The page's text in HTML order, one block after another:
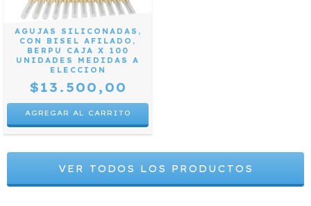
AGUJAS SILICONADAS,
CON BISEL AFILADO,
BERPU CAJA X 100
UNIDADES MEDIDAS A
ELECCION
$13.500,00
AGREGAR AL CARRITO
VER TODOS LOS PRODUCTOS